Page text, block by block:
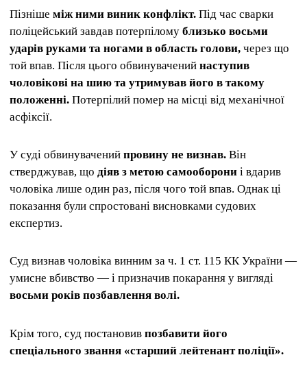
Пізніше між ними виник конфлікт. Під час сварки
поліцейський завдав потерпілому близько восьми
ударів руками та ногами в область голови, через що
той впав. Після цього обвинувачений наступив
чоловікові на шию та утримував його в такому
положенні. Потерпілий помер на місці від механічної
асфіксії.
У суді обвинувачений провину не визнав. Він
стверджував, що діяв з метою самооборони і вдарив
чоловіка лише один раз, після чого той впав. Однак ці
показання були спростовані висновками судових
експертиз.
Суд визнав чоловіка винним за ч. 1 ст. 115 КК України —
умисне вбивство — і призначив покарання у вигляді
восьми років позбавлення волі.
Крім того, суд постановив позбавити його
спеціального звання «старший лейтенант поліції».